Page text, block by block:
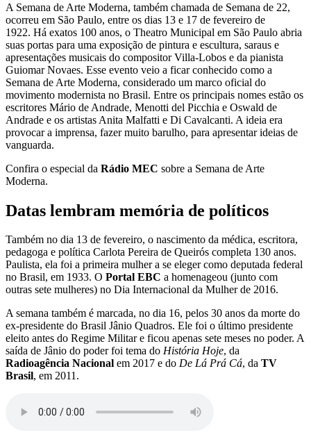
A Semana de Arte Moderna, também chamada de Semana de 22,
ocorreu em São Paulo, entre os dias 13 e 17 de fevereiro de
1922. Há exatos 100 anos, o Theatro Municipal em São Paulo abria
suas portas para uma exposição de pintura e escultura, saraus e
apresentações musicais do compositor Villa-Lobos e da pianista
Guiomar Novaes. Esse evento veio a ficar conhecido como a
Semana de Arte Moderna, considerado um marco oficial do
movimento modernista no Brasil. Entre os principais nomes estão os
escritores Mário de Andrade, Menotti del Picchia e Oswald de
Andrade e os artistas Anita Malfatti e Di Cavalcanti. A ideia era
provocar a imprensa, fazer muito barulho, para apresentar ideias de
vanguarda.
Confira o especial da Rádio MEC sobre a Semana de Arte
Moderna.
Datas lembram memória de políticos
Também no dia 13 de fevereiro, o nascimento da médica, escritora,
pedagoga e política Carlota Pereira de Queirós completa 130 anos.
Paulista, ela foi a primeira mulher a se eleger como deputada federal
no Brasil, em 1933. O Portal EBC a homenageou (junto com
outras sete mulheres) no Dia Internacional da Mulher de 2016.
A semana também é marcada, no dia 16, pelos 30 anos da morte do
ex-presidente do Brasil Jânio Quadros. Ele foi o último presidente
eleito antes do Regime Militar e ficou apenas sete meses no poder. A
saída de Jânio do poder foi tema do História Hoje, da
Radioagência Nacional em 2017 e do De Lá Prá Cá, da TV
Brasil, em 2011.